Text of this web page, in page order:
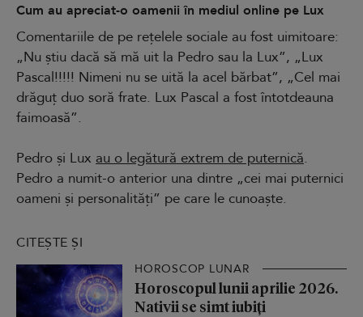
Cum au apreciat-o oamenii în mediul online pe Lux
Comentariile de pe rețelele sociale au fost uimitoare:
„Nu știu dacă să mă uit la Pedro sau la Lux”, „Lux
Pascal!!!!! Nimeni nu se uită la acel bărbat”, „Cel mai
drăguț duo soră frate. Lux Pascal a fost întotdeauna
faimoasă”.
Pedro și Lux au o legătură extrem de puternică.
Pedro a numit-o anterior una dintre „cei mai puternici
oameni și personalități” pe care le cunoaște.
CITEȘTE ȘI
HOROSCOP LUNAR
Horoscopul lunii aprilie 2026.
Nativii se simt iubiți